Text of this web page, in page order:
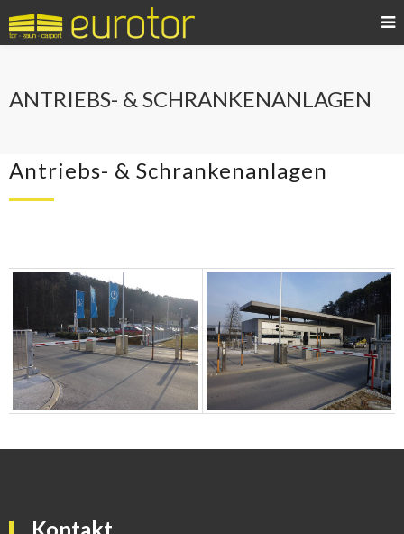
ANTRIEBS- & SCHRANKENANLAGEN
Antriebs- & Schrankenanlagen